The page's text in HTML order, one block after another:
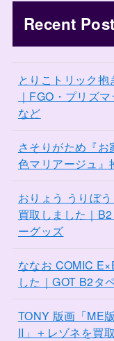
Recent
とりこトリック
｜FGO・プリズ
など
さそりがため『
色マリアージュ』
おりょう うりぼ
買取しました｜
ーグッズ
ななお COMIC
した｜GOT B2タ
TONY 版画「ME
II」＋レゾネを買